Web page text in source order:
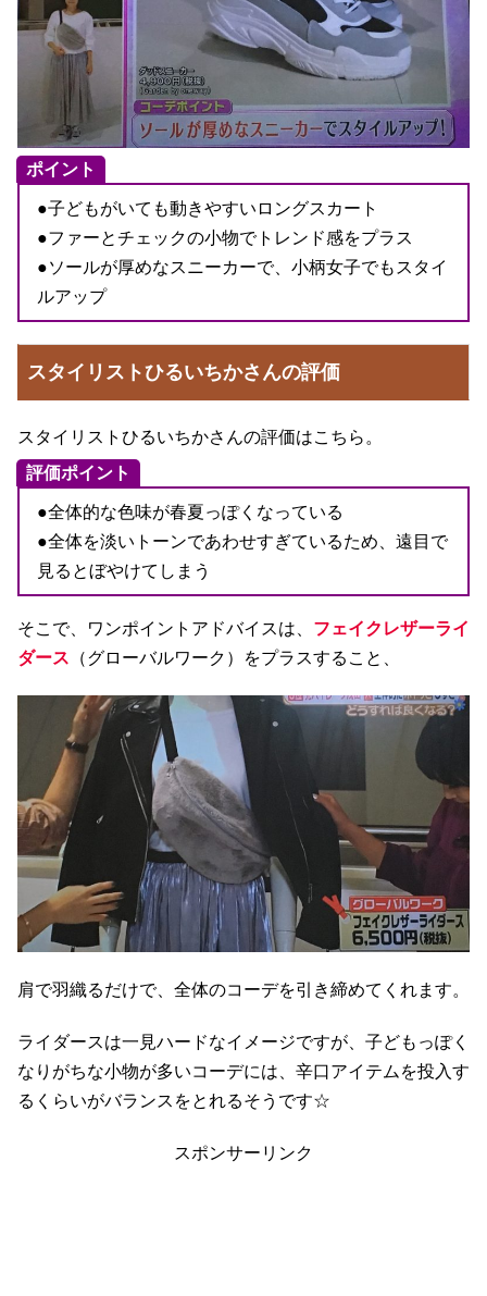
ポイント
●子どもがいても動きやすいロングスカート
●ファーとチェックの小物でトレンド感をプラス
●ソールが厚めなスニーカーで、小柄女子でもスタイ
ルアップ
スタイリストひるいちかさんの評価
スタイリストひるいちかさんの評価はこちら。
評価ポイント
●全体的な色味が春夏っぽくなっている
●全体を淡いトーンであわせすぎているため、遠目で
見るとぼやけてしまう
そこで、ワンポイントアドバイスは、 フェイクレザーライ
ダース （グローバルワーク）をプラスすること、
肩で羽織るだけで、全体のコーデを引き締めてくれます。
ライダースは一見ハードなイメージですが、子どもっぽく
なりがちな小物が多いコーデには、辛口アイテムを投入す
るくらいがバランスをとれるそうです☆
スポンサーリンク